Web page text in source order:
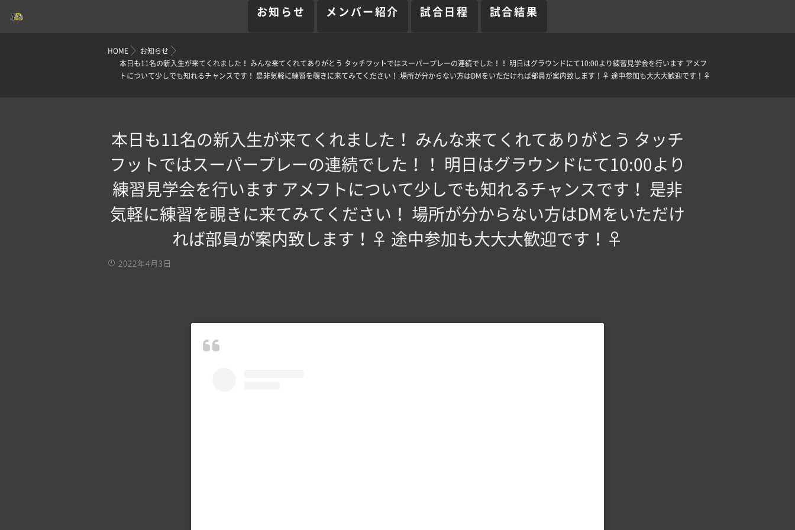
お知らせ メンバー紹介 試合日程 試合結果
HOME
お知らせ
本日も11名の新入生が来てくれました！ みんな来てくれてありがとう タッチフットではスーパープレーの連続でした！！ 明日はグラウンドにて10:00より練習見学会を行います アメフ
トについて少しでも知れるチャンスです！ 是非気軽に練習を覗きに来てみてください！ 場所が分からない方はDMをいただければ部員が案内致します！‍♀️ 途中参加も大大大歓迎です！‍♀️
本日も11名の新入生が来てくれました！ みんな来てくれてありがとう タッチ
フットではスーパープレーの連続でした！！ 明日はグラウンドにて10:00より
練習見学会を行います アメフトについて少しでも知れるチャンスです！ 是非
気軽に練習を覗きに来てみてください！ 場所が分からない方はDMをいただけ
れば部員が案内致します！‍♀️ 途中参加も大大大歓迎です！‍♀️
2022年4月3日